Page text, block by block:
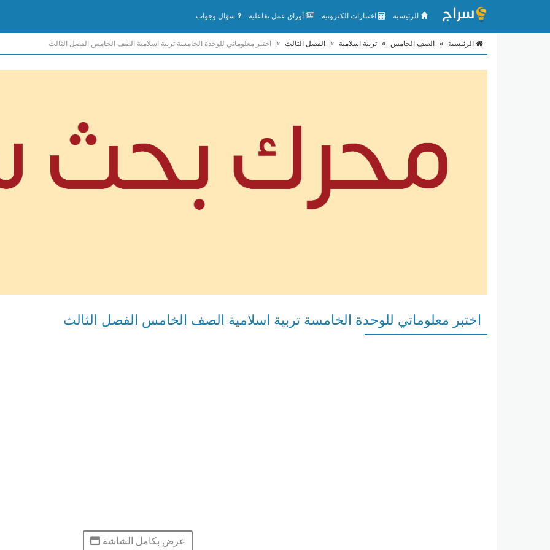
الرئيسية اختبارات الكترونية أوراق عمل تفاعلية سؤال وجواب
الرئيسية » الصف الخامس » تربية اسلامية » الفصل الثالث » اختبر معلوماتي للوحدة الخامسة تربية اسلامية الصف الخامس الفصل الثالث
اختبر معلوماتي للوحدة الخامسة تربية اسلامية الصف الخامس الفصل الثالث
عرض بكامل الشاشة